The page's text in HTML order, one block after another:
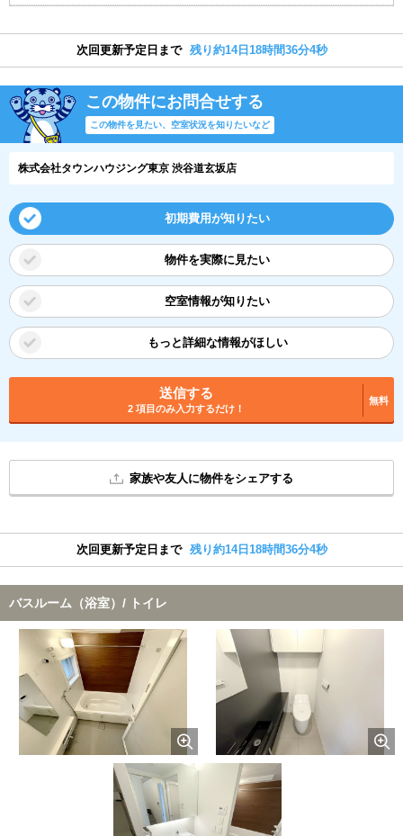
次回更新予定日まで 残り約14日18時間36分3秒
この物件にお問合せする
この物件を見たい、空室状況を知りたいなど
株式会社タウンハウジング東京 渋谷道玄坂店
初期費用が知りたい
物件を実際に見たい
空室情報が知りたい
もっと詳細な情報がほしい
送信する
2 項目のみ入力するだけ！
無料
家族や友人に物件をシェアする
次回更新予定日まで 残り約14日18時間36分3秒
バスルーム（浴室）/ トイレ